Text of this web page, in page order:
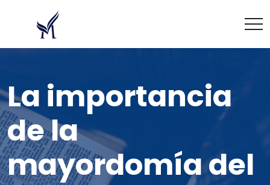
La importancia
de la
mayordomía del